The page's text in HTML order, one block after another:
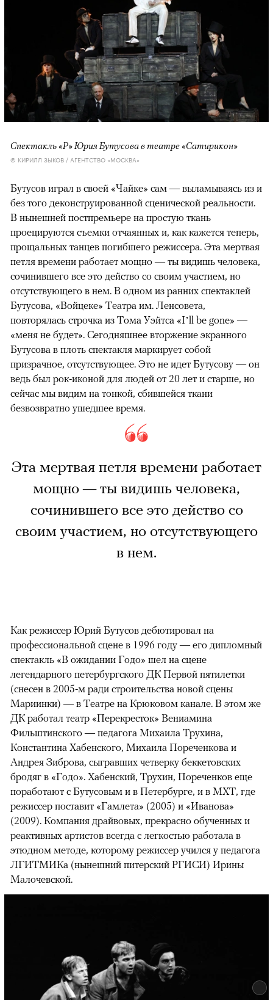
Спектакль «Р» Юрия Бутусова в театре «Сатирикон»
© КИРИЛЛ ЗЫКОВ / АГЕНТСТВО «МОСКВА»
Бутусов играл в своей «Чайке» сам — выламываясь из и
без того деконструированной сценической реальности.
В нынешней постпремьере на простую ткань
проецируются съемки отчаянных и, как кажется теперь,
прощальных танцев погибшего режиссера. Эта мертвая
петля времени работает мощно — ты видишь человека,
сочинившего все это действо со своим участием, но
отсутствующего в нем. В одном из ранних спектаклей
Бутусова, «Войцеке» Театра им. Ленсовета,
повторялась строчка из Тома Уэйтса «I’ll be gone» —
«меня не будет». Сегодняшнее вторжение экранного
Бутусова в плоть спектакля маркирует собой
призрачное, отсутствующее. Это не идет Бутусову — он
ведь был рок-иконой для людей от 20 лет и старше, но
сейчас мы видим на тонкой, сбившейся ткани
безвозвратно ушедшее время.
Эта мертвая петля времени работает
мощно — ты видишь человека,
сочинившего все это действо со
своим участием, но отсутствующего
в нем.
Как режиссер Юрий Бутусов дебютировал на
профессиональной сцене в 1996 году — его дипломный
спектакль «В ожидании Годо» шел на сцене
легендарного петербургского ДК Первой пятилетки
(снесен в 2005-м ради строительства новой сцены
Мариинки) — в Театре на Крюковом канале. В этом же
ДК работал театр «Перекресток» Вениамина
Фильштинского — педагога Михаила Трухина,
Константина Хабенского, Михаила Пореченкова и
Андрея Зиброва, сыгравших четверку беккетовских
бродяг в «Годо». Хабенский, Трухин, Пореченков еще
поработают с Бутусовым и в Петербурге, и в МХТ, где
режиссер поставит «Гамлета» (2005) и «Иванова»
(2009). Компания драйвовых, прекрасно обученных и
реактивных артистов всегда с легкостью работала в
этюдном методе, которому режиссер учился у педагога
ЛГИТМИКа (нынешний питерский РГИСИ) Ирины
Малочевской.